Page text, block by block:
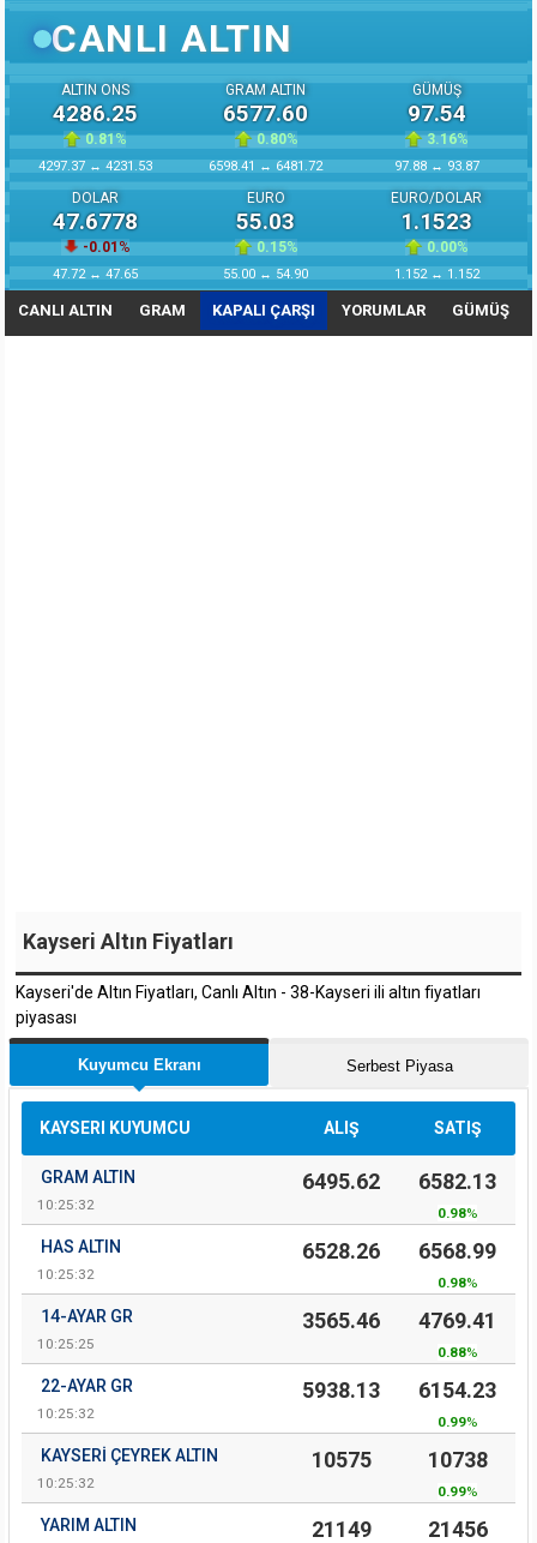
CANLI ALTIN
ALTIN ONS
4286.25
0.81%
4297.37 ↔ 4231.53
GRAM ALTIN
6577.60
0.80%
6598.41 ↔ 6481.72
GÜMÜŞ
97.54
3.16%
97.88 ↔ 93.87
DOLAR
47.6778
-0.01 %
47.72 ↔ 47.65
EURO
55.03
0.15%
55.00 ↔ 54.90
EURO/DOLAR
1.1523
0.00%
1.152 ↔ 1.152
CANLI ALTIN GRAM KAPALI ÇARŞI YORUMLAR GÜMÜŞ
Kayseri Altın Fiyatları
Kayseri'de Altın Fiyatları, Canlı Altın - 38-Kayseri ili altın fiyatları
piyasası
Kuyumcu Ekranı Serbest Piyasa
KAYSERI KUYUMCU ALIŞ SATIŞ
GRAM ALTIN
10:25:32
6495.62 6582.13
0.98%
HAS ALTIN
10:25:32
6528.26 6568.99
0.98%
14-AYAR GR
10:25:25
3565.46 4769.41
0.88%
22-AYAR GR
10:25:32
5938.13 6154.23
0.99%
KAYSERI ÇEYREK ALTIN
10:25:32
10575 10738
0.99%
YARIM ALTIN 21149 21456